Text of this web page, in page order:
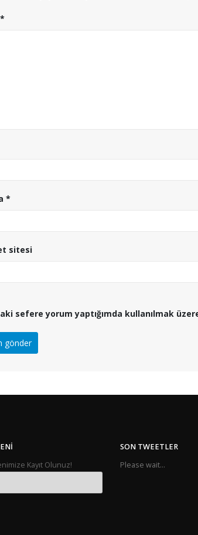
*
*
sitesi
sefere yorum yaptığımda kullanılmak
Kayıt Olunuz!
SON TWEETLER
Please wait...